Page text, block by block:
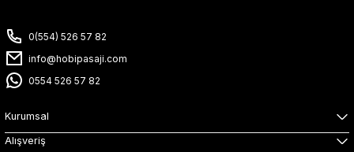
0(554) 526 57 82
info@hobipasaji.com
0554 526 57 82
Kurumsal
Alışveriş